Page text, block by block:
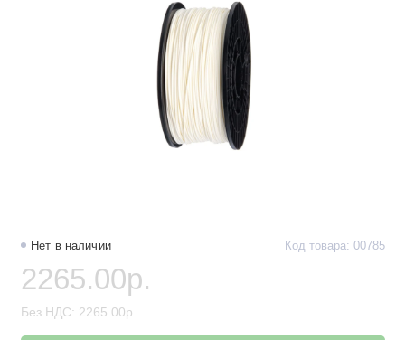
Нет в наличии Код товара: 00785
2265.00р.
Без НДС: 2265.00р.